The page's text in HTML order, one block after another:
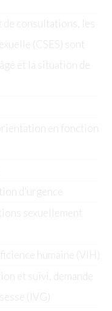
consultations, les
(CSES) sont
et la situation de
en fonction
d’urgence
sexuellement
humaine (VIH)
et suivi, demande
(IVG)